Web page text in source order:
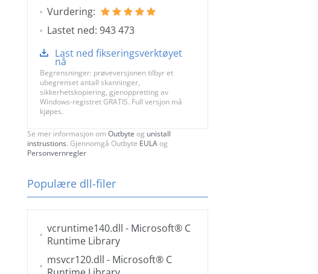
Vurdering:
Lastet ned: 943 473
Last ned fikseringsverktøyet
nå
Begrensninger: prøveversjonen tilbyr et
ubegrenset antall skanninger,
sikkerhetskopiering, gjenoppretting av
Windows-registret GRATIS. Full versjon må
kjøpes.
Se mer informasjon om Outbyte og unistall
instrustions. Gjennomgå Outbyte EULAog
Personvernregler
Populære dll-filer
vcruntime140.dll - Microsoft® C
Runtime Library
msvcr120.dll - Microsoft® C